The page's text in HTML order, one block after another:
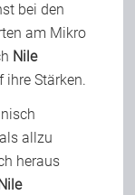
bei den
am Mikro
Nile
ihre Stärken.
allzu
heraus
Nile